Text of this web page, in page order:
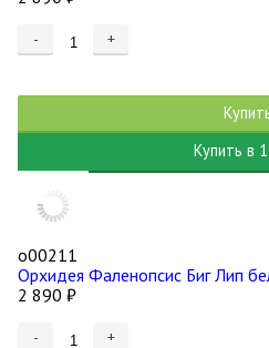
- +
Купить в
о00211
Орхидея Фаленопсис Биг Лип
2 890 ₽
- +